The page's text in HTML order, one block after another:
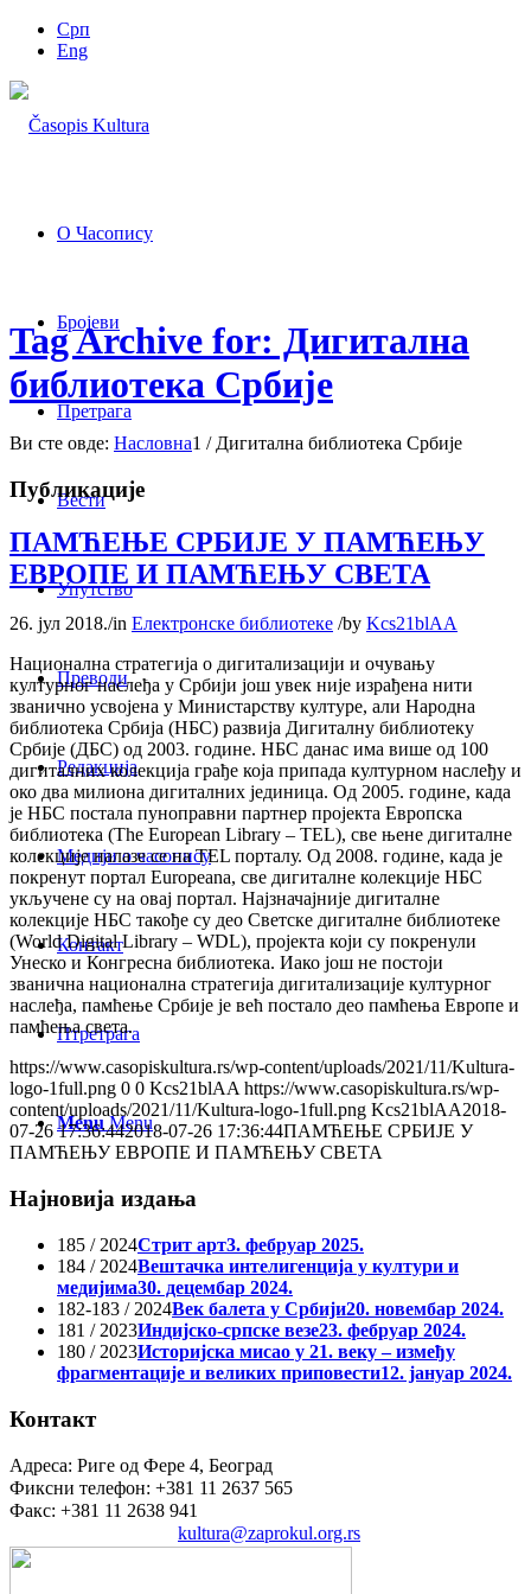
Срп
Eng
О Часопису
Бројеви
Претрага
Вести
Упутство
Преводи
Редакција
Медији о часопису
Контакт
Птретрага
Menu Menu
Tag Archive for: Дигитална
библиотека Србије
Ви сте овде: Насловна1 / Дигитална библиотека Србије
Публикације
ПАМЋЕЊЕ СРБИЈЕ У ПАМЋЕЊУ
ЕВРОПЕ И ПАМЋЕЊУ СВЕТА
26. јул 2018./in Електронске библиотеке /by Kcs21blAA
Национална стратегија о дигитализацији и очувању
културног наслеђа у Србији још увек није израђена нити
званично усвојена у Министарству културе, али Народна
библиотека Србија (НБС) развија Дигиталну библиотеку
Србије (ДБС) од 2003. године. НБС данас има више од 100
дигиталних колекција грађе која припада културном наслеђу и
око два милиона дигиталних јединица. Од 2005. године, када
је НБС постала пуноправни партнер пројекта Европска
библиотека (The European Library – TEL), све њене дигиталне
колекције налазе се на TEL порталу. Од 2008. године, када је
покренут портал Europeana, све дигиталне колекције НБС
укључене су на овај портал. Најзначајније дигиталне
колекције НБС такође су део Светске дигиталне библиотеке
(World Digital Library – WDL), пројекта који су покренули
Унеско и Конгресна библиотека. Иако још не постоји
званична национална стратегија дигитализације културног
наслеђа, памћење Србије је већ постало део памћења Европе и
памћења света.
https://www.casopiskultura.rs/wp-content/uploads/2021/11/Kultura-
logo-1full.png 0 0 Kcs21blAA https://www.casopiskultura.rs/wp-
content/uploads/2021/11/Kultura-logo-1full.png Kcs21blAA2018-
07-26 17:36:442018-07-26 17:36:44ПАМЋЕЊЕ СРБИЈЕ У
ПАМЋЕЊУ ЕВРОПЕ И ПАМЋЕЊУ СВЕТА
Најновија издања
185 / 2024Стрит арт3. фебруар 2025.
184 / 2024Вештачка интелигенција у култури и
медијима30. децембар 2024.
182-183 / 2024Век балета у Србији20. новембар 2024.
181 / 2023Индијско-српске везе23. фебруар 2024.
180 / 2023Историјска мисао у 21. веку – између
фрагментације и великих приповести12. јануар 2024.
Контакт
Адреса: Риге од Фере 4, Београд
Фиксни телефон: +381 11 2637 565
Факс: +381 11 2638 941
kultura@zaprokul.org.rs